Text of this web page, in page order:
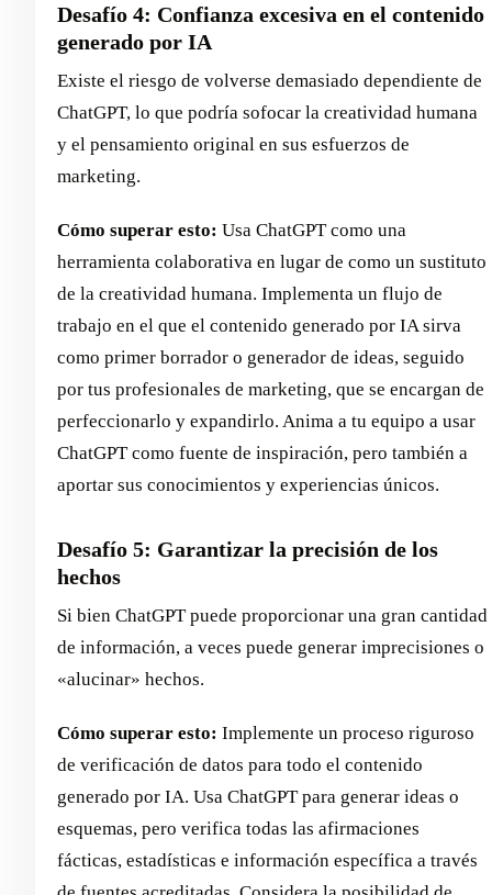
Desafío 4: Confianza excesiva en el contenido
generado por IA
Existe el riesgo de volverse demasiado dependiente de
ChatGPT, lo que podría sofocar la creatividad humana
y el pensamiento original en sus esfuerzos de
marketing.
Cómo superar esto: Usa ChatGPT como una
herramienta colaborativa en lugar de como un sustituto
de la creatividad humana. Implementa un flujo de
trabajo en el que el contenido generado por IA sirva
como primer borrador o generador de ideas, seguido
por tus profesionales de marketing, que se encargan de
perfeccionarlo y expandirlo. Anima a tu equipo a usar
ChatGPT como fuente de inspiración, pero también a
aportar sus conocimientos y experiencias únicos.
Desafío 5: Garantizar la precisión de los
hechos
Si bien ChatGPT puede proporcionar una gran cantidad
de información, a veces puede generar imprecisiones o
«alucinar» hechos.
Cómo superar esto: Implemente un proceso riguroso
de verificación de datos para todo el contenido
generado por IA. Usa ChatGPT para generar ideas o
esquemas, pero verifica todas las afirmaciones
fácticas, estadísticas e información específica a través